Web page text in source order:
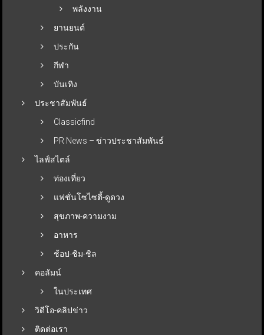
พลังงาน
ยานยนต์
ประกัน
กีฬา
บันเทิง
ประชาสัมพันธ์
Classicfind
PR News – ข่าวประชาสัมพันธ์
ไลฟ์สไตล์
ท่องเที่ยว
แฟชั่นโซไซตี้-ดูดวง
สุขภาพ-ความงาม
อาหาร
ช้อป-ชิม-ชิล
คอลัมน์
ในประเทศ
วิดีโอ-คลิปข่าว
ติดต่อเรา